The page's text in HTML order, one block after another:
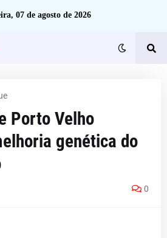
07 de agosto de 2026
Porto Velho
genética do
0